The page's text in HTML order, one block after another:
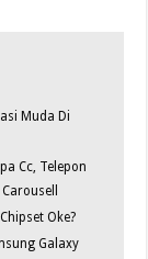
Muda Di
Cc, Telepon
Oke?
Galaxy